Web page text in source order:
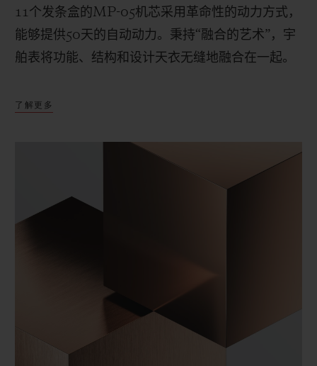
11个发条盒的MP-05机芯采用革命性的动力方式，
能够提供50天的自动动力。秉持“融合的艺术”，宇
舶表将功能、结构和设计天衣无缝地融合在一起。
了解更多